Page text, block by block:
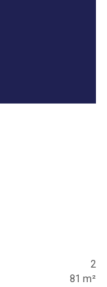
2
81 m²